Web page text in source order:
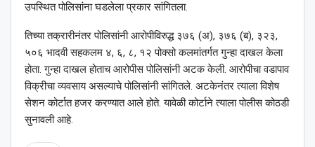
उपस्थित पोलिसांना घडलेला प्रकार सांगितला.
तिच्या तक्रारीनंतर पोलिसांनी आरोपीविरुद्ध ३७६ (अ), ३७६ (ब), ३२३,
५०६ भादवी सहकलम ४, ६, ८, १२ पोक्सो कलमांतर्गत गुन्हा दाखल केला
होता. गुन्हा दाखल होताच आरोपीस पोलिसांनी अटक केली. आरोपीचा वडापाव
विक्रीचा व्यवसाय असल्याचे पोलिसांनी सांगितले. अटकेनंतर त्याला विशेष
सेशन कोर्टात हजर करण्यात आले होते. यावेळी कोर्टाने त्याला पोलीस कोठडी
सुनावली आहे.